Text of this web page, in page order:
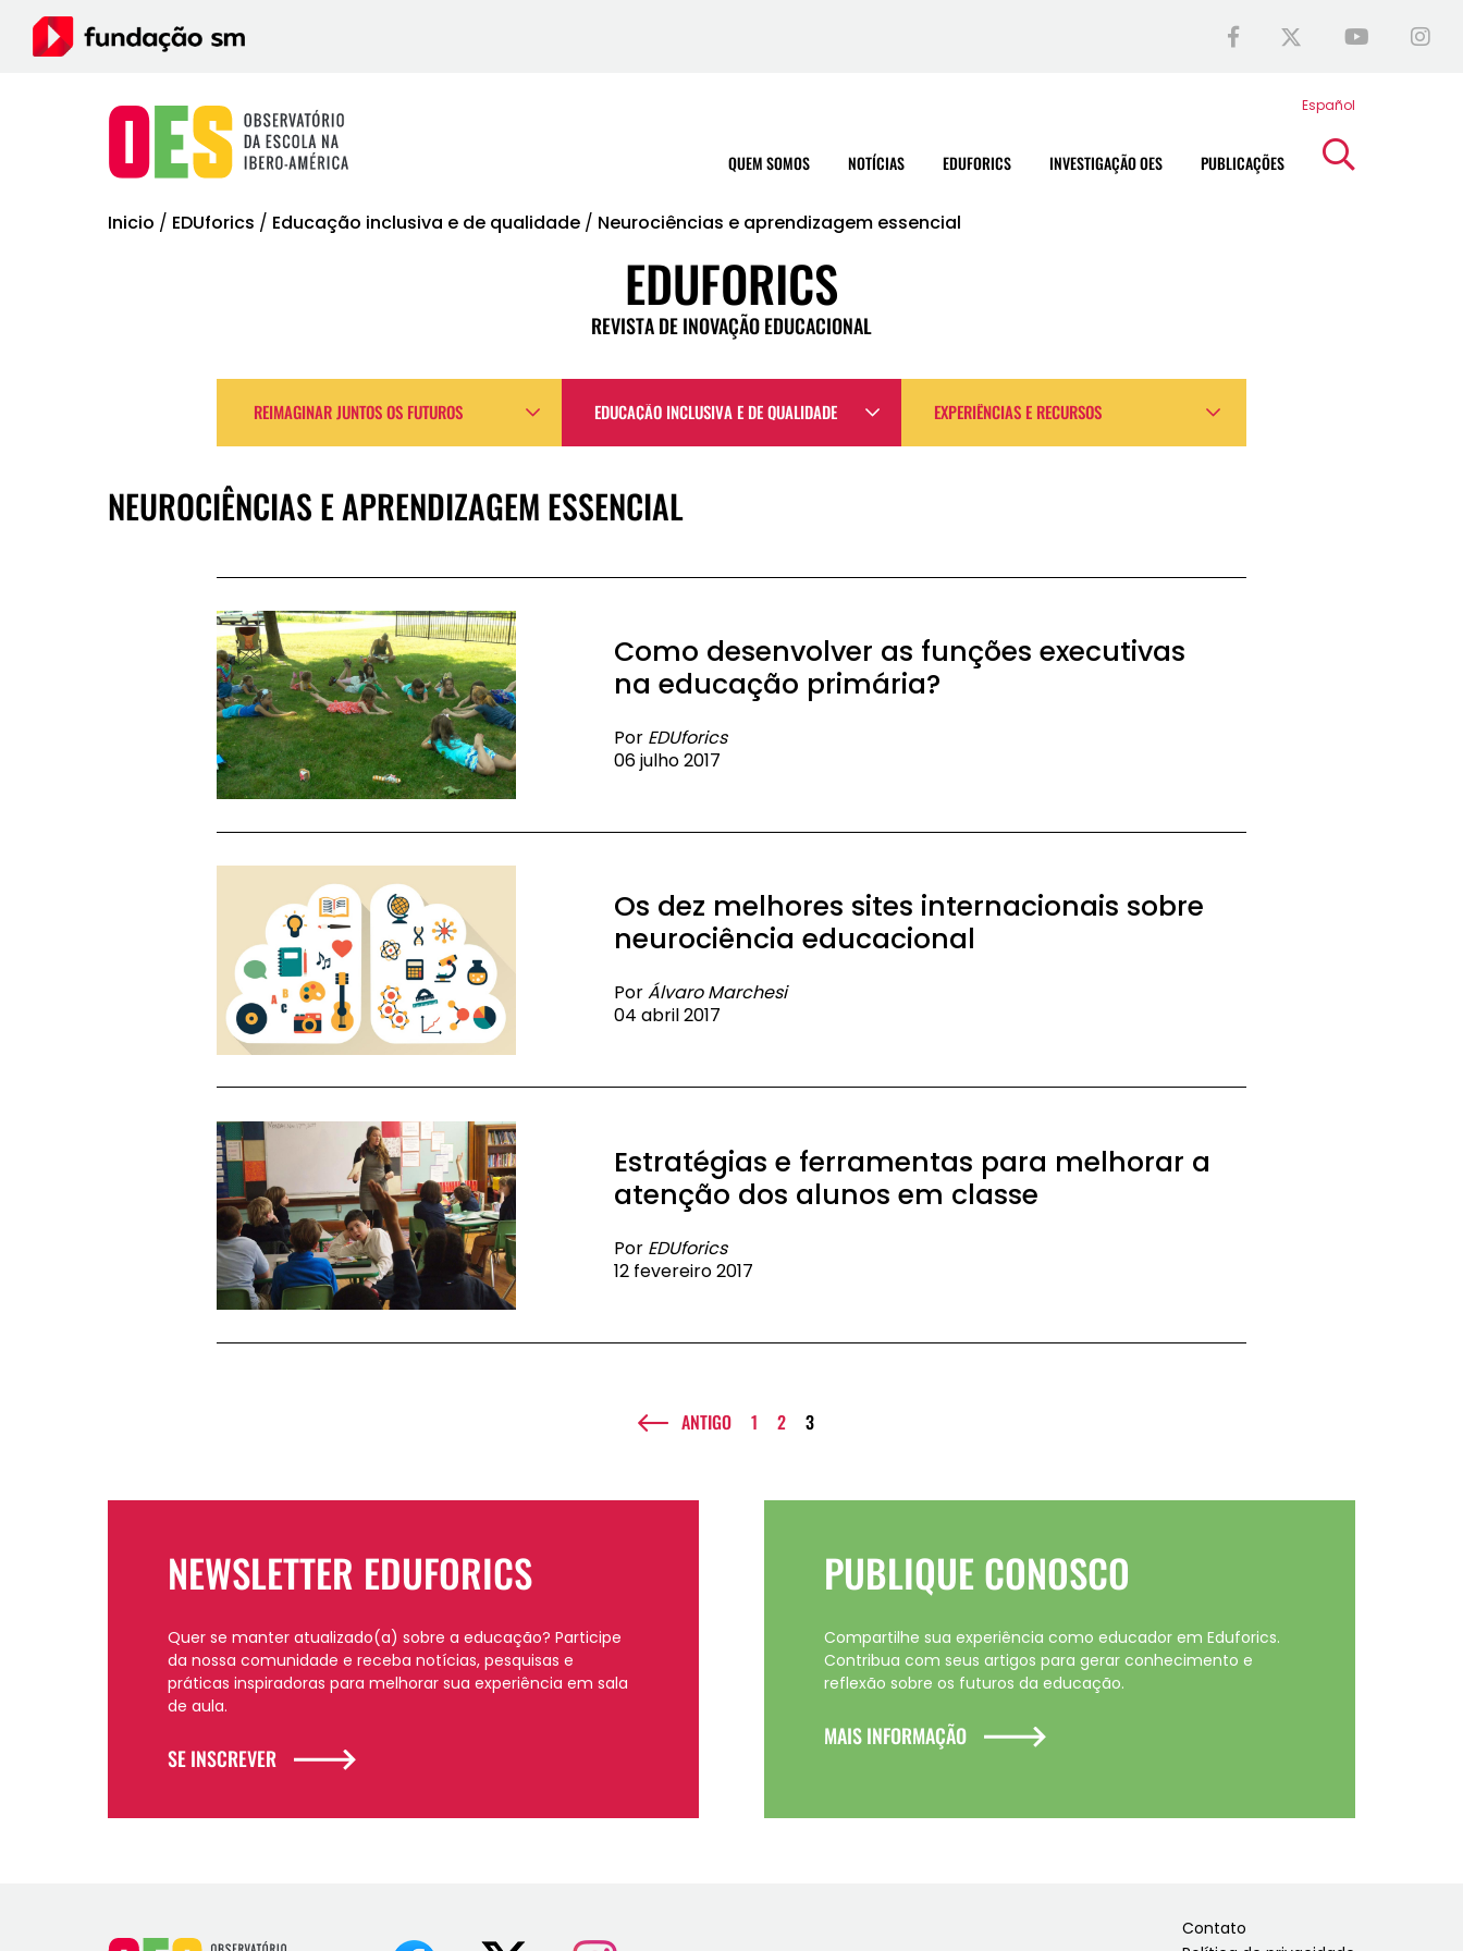
QUEM SOMOS NOTÍCIAS EDUFORICS INVESTIGAÇÃO OES PUBLICAÇÕES
Español
Inicio / EDUforics / Educação inclusiva e de qualidade / Neurociências e aprendizagem essencial
EDUFORICS
REVISTA DE INOVAÇÃO EDUCACIONAL
REIMAGINAR JUNTOS OS FUTUROS EDUCAÇÃO INCLUSIVA E DE QUALIDADE EXPERIÊNCIAS E RECURSOS
NEUROCIÊNCIAS E APRENDIZAGEM ESSENCIAL
Como desenvolver as funções executivas
na educação primária?
Por EDUforics
06 julho 2017
Os dez melhores sites internacionais sobre
neurociência educacional
PorÁlvaro Marchesi
04 abril 2017
Estratégias e ferramentas para melhorar a
atenção dos alunos em classe
Por EDUforics
12 fevereiro 2017
ANTIGO 1 2 3
NEWSLETTER EDUFORICS
Quer se manter atualizado(a) sobre a educação? Participe
da nossa comunidade e receba notícias, pesquisas e
práticas inspiradoras para melhorar sua experiência em sala
de aula.
SE INSCREVER
PUBLIQUE CONOSCO
Compartilhe sua experiência como educador em Eduforics.
Contribua com seus artigos para gerar conhecimento e
reflexão sobre os futuros da educação.
MAIS INFORMAÇÃO
Contato